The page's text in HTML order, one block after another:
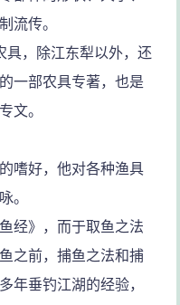
流传。
，除江东犁以外，还
一部农具专著，也是
文。
好，他对各种渔具
。
》，而于取鱼之法
之前，捕鱼之法和捕
年垂钓江湖的经验，